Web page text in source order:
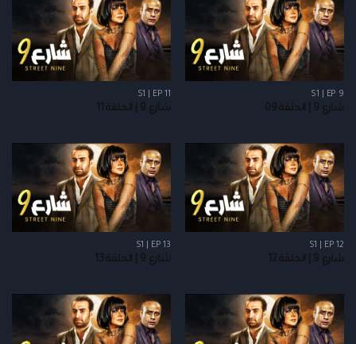
S1 | EP 9
شارع 9 | الحلقة 09
S1 | EP 11
شارع 9 | الحلقة 11
S1 | EP 12
شارع 9 | الحلقة 12
S1 | EP 13
شارع 9 | الحلقة 13